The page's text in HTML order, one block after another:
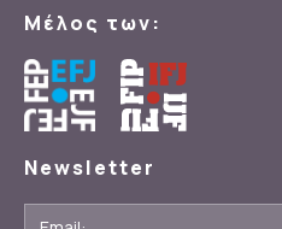
Μέλος των:
Newsletter